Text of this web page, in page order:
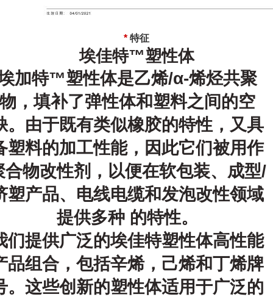
* 特征
埃佳特™塑性体
加特™塑性体是乙烯/α-烯烃共聚
物，填补了弹性体和塑料之间的空
。由于既有类似橡胶的特性，又具
塑料的加工性能，因此它们被用作
合物改性剂，以便在软包装、成型/
塑产品、电线电缆和发泡改性领域
提供多种 的特性。
们提供广泛的埃佳特塑性体高性能
品组合，包括辛烯，己烯和丁烯牌
。这些创新的塑性体适用于广泛的